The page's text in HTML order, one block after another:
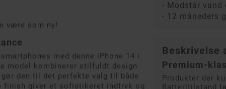
være som ny!
med denne iPhone 14 i
model kombinerer stilfuldt design
den til det perfekte valg til både
finish giver et sofistikeret indtryk og
- Modstår vand
- 12 måneders
Beskrivelse
Premium-
Produkter der
Batteritilstand